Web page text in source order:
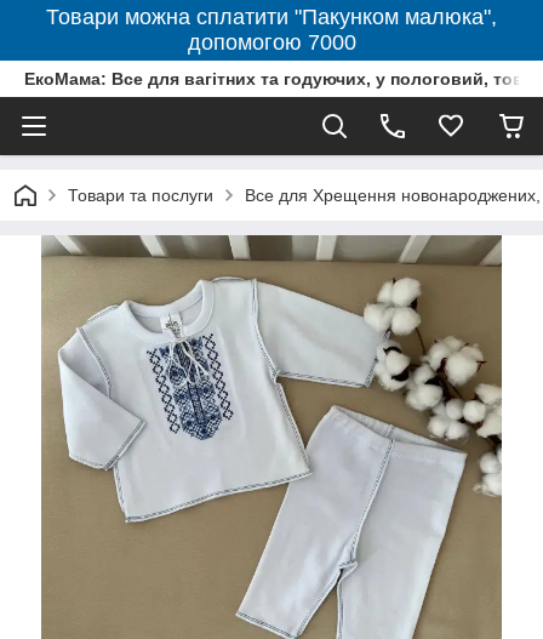
Товари можна сплатити "Пакунком малюка",
допомогою 7000
ЕкоМама: Все для вагітних та годуючих, у пологовий,
Товари та послуги Все для Хрещення новонароджених,